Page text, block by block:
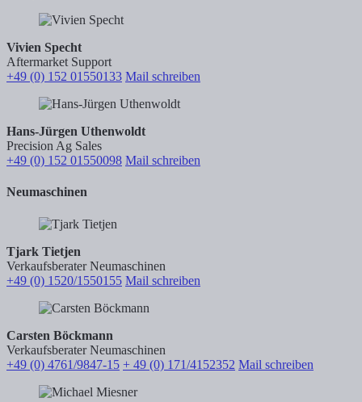
Vivien Specht
Aftermarket Support
+49 (0) 152 01550133 Mail schreiben
Hans-Jürgen Uthenwoldt
Precision Ag Sales
+49 (0) 152 01550098 Mail schreiben
Neumaschinen
Tjark Tietjen
Verkaufsberater Neumaschinen
+49 (0) 1520/1550155 Mail schreiben
Carsten Böckmann
Verkaufsberater Neumaschinen
+49 (0) 4761/9847-15 + 49 (0) 171/4152352 Mail schreiben